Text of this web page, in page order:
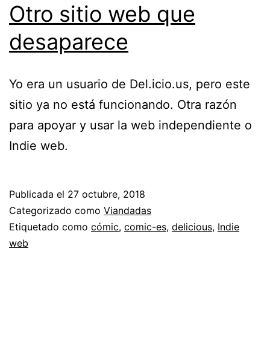
Otro sitio web que
desaparece
Yo era un usuario de Del.icio.us, pero este
sitio ya no está funcionando. Otra razón
para apoyar y usar la web independiente o
Indie web.
Publicada el 27 octubre, 2018
Categorizado como Viandadas
Etiquetado como cómic, comic-es, delicious, Indie
web